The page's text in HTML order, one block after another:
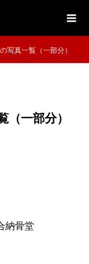
写真一覧（一部分）
（一部分）
納骨堂